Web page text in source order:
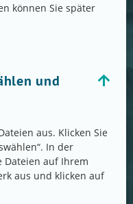
können Sie später
und
aus. Klicken Sie
In der
Dateien auf Ihrem
aus und klicken auf